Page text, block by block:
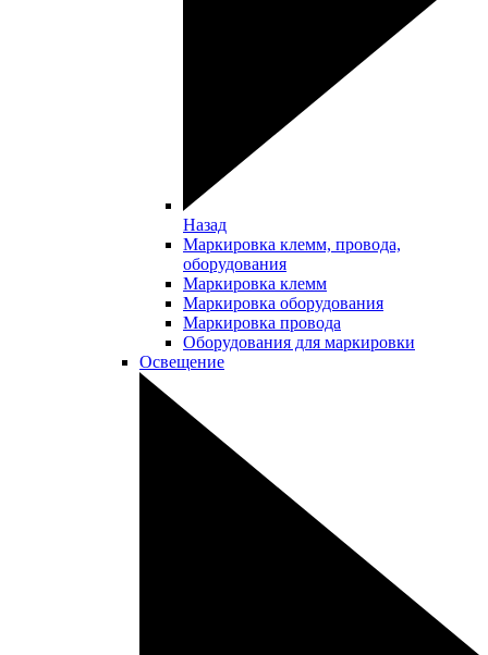
Назад
Маркировка клемм, провода,
оборудования
Маркировка клемм
Маркировка оборудования
Маркировка провода
Оборудования для маркировки
Освещение